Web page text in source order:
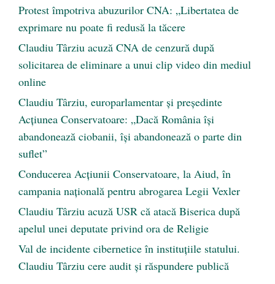
Protest împotriva abuzurilor CNA: „Libertatea de
exprimare nu poate fi redusă la tăcere
Claudiu Târziu acuză CNA de cenzură după
solicitarea de eliminare a unui clip video din mediul
online
Claudiu Târziu, europarlamentar și președinte
Acțiunea Conservatoare: „Dacă România își
abandonează ciobanii, își abandonează o parte din
suflet”
Conducerea Acțiunii Conservatoare, la Aiud, în
campania națională pentru abrogarea Legii Vexler
Claudiu Târziu acuză USR că atacă Biserica după
apelul unei deputate privind ora de Religie
Val de incidente cibernetice în instituțiile statului.
Claudiu Târziu cere audit și răspundere publică